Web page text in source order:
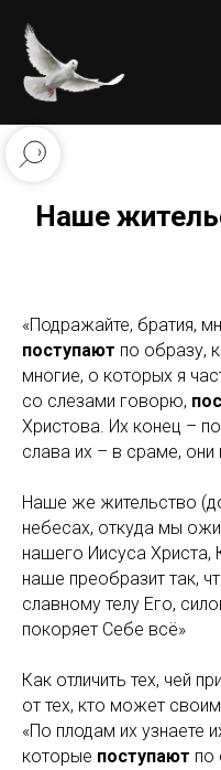
Наше
«Подражайте, братия,
поступают по образу,
многие, о которых я
со слезами говорю,
Христова. Их конец –
слава их – в сраме,
Наше же жительство
небесах, откуда мы
нашего Иисуса Христа,
наше преобразит так,
славному телу Его,
покоряет Себе всё»
Как отличить тех, чей
от тех, кто может
«По плодам их узнаете
которые поступают по